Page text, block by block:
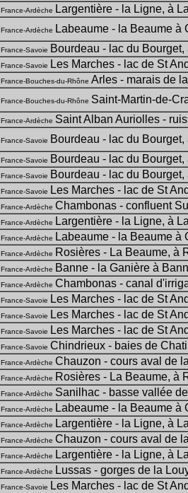
France-Ardèche Largentière - la Ligne, à
France-Ardèche Labeaume - la Beaume à
France-Savoie Bourdeau - lac du
France-Savoie Les Marches - lac de St
France-Bouches-du-Rhône Arles - marais de
France-Bouches-du-Rhône Saint-Martin-de-
France-Ardèche Saint Alban Auriolles -
France-Savoie Bourdeau - lac du
France-Savoie Bourdeau - lac du
France-Savoie Bourdeau - lac du
France-Savoie Les Marches - lac de St
France-Ardèche Chambonas - confluent
France-Ardèche Largentière - la Ligne, à
France-Ardèche Labeaume - la Beaume à
France-Ardèche Rosières - La Beaume, à
France-Ardèche Banne - la Ganière à
France-Ardèche Chambonas - canal
France-Savoie Les Marches - lac de St
France-Savoie Les Marches - lac de St
France-Savoie Les Marches - lac de St
France-Savoie Chindrieux - baies de
France-Ardèche Chauzon - cours aval de
France-Ardèche Rosières - La Beaume, à
France-Ardèche Sanilhac - basse vallée
France-Ardèche Labeaume - la Beaume à
France-Ardèche Largentière - la Ligne, à
France-Ardèche Chauzon - cours aval de
France-Ardèche Largentière - la Ligne, à
France-Ardèche Lussas - gorges de la
France-Savoie Les Marches - lac de St